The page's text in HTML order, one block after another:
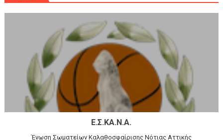
Ε.Σ.ΚΑ.Ν.Α.
Ένωση Σωματείων Καλαθοσφαίρισης Νότιας Αττικής